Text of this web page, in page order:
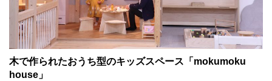
木で作られたおうち型のキッズスペース「mokumoku
house」